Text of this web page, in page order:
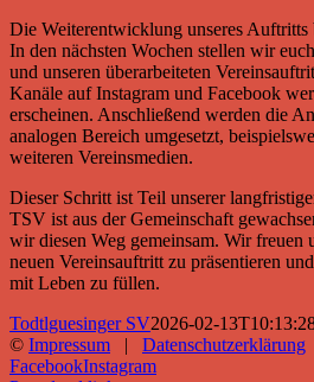
Die Weiterentwicklung unseres
In den nächsten Wochen stellen wir
und unseren überarbeiteten
Kanäle auf Instagram und Facebook
erscheinen. Anschließend werden die
analogen Bereich umgesetzt,
weiteren Vereinsmedien.
Dieser Schritt ist Teil unserer
TSV ist aus der Gemeinschaft
wir diesen Weg gemeinsam. Wir freuen
neuen Vereinsauftritt zu präsentieren
mit Leben zu füllen.
Todtlguesinger SV2026-02-
© Impressum | Datenschutzerklärung
FacebookInstagram